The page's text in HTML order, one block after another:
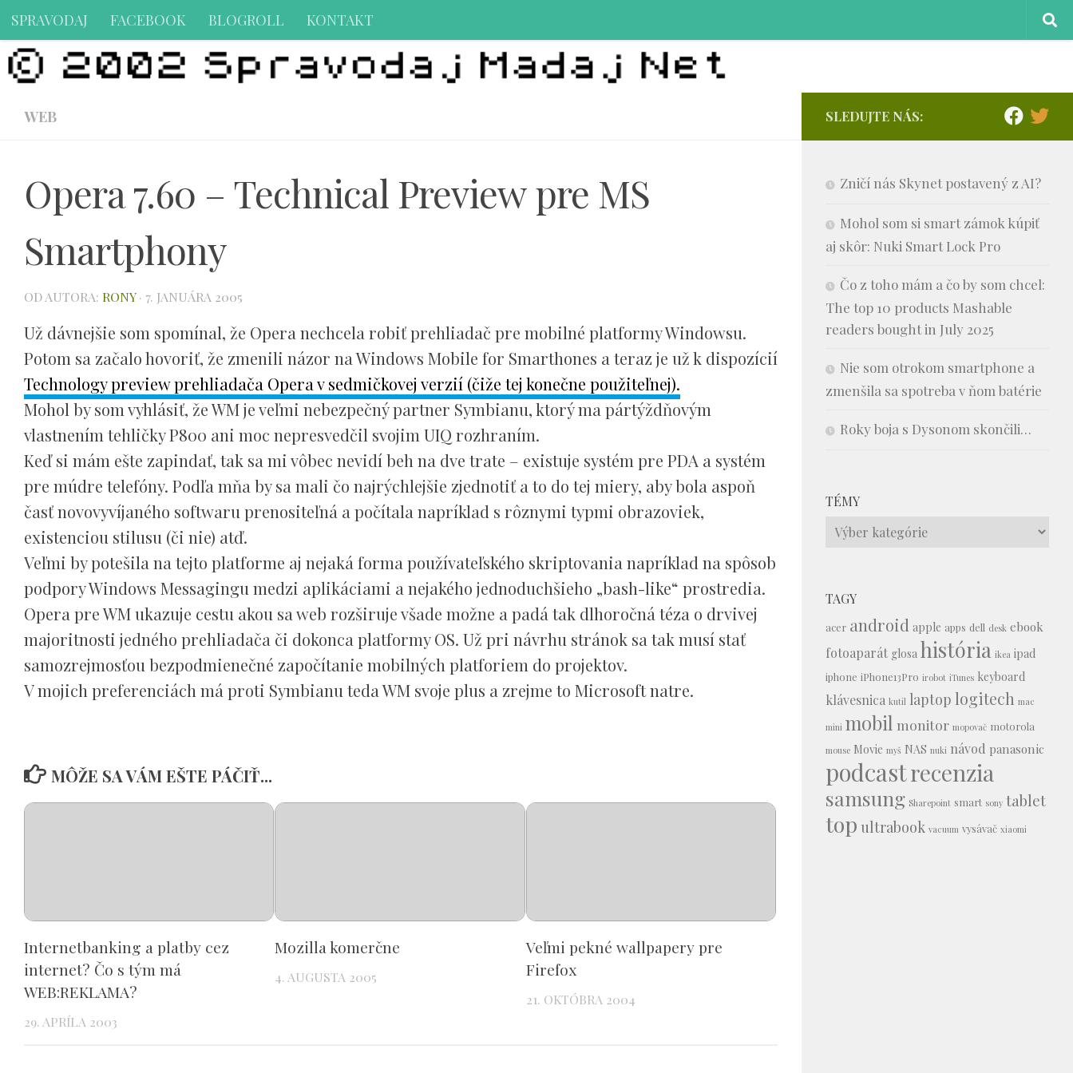
Preskočiť na obsah
SPRAVODAJ FACEBOOK BLOGROLL KONTAKT
WEB
Opera 7.60 – Technical Preview pre MS
Smartphony
OD AUTORA: RONY · 7. JANUÁRA 2005
Už dávnejšie som spomínal, že Opera nechcela robiť prehliadač pre mobilné platformy Windowsu.
Potom sa začalo hovoriť, že zmenili názor na Windows Mobile for Smarthones a teraz je už k dispozícií
Technology preview prehliadača Opera v sedmičkovej verzií (čiže tej konečne použiteľnej).
Mohol by som vyhlásiť, že WM je veľmi nebezpečný partner Symbianu, ktorý ma pártýždňovým
vlastnením tehličky P800 ani moc nepresvedčil svojim UIQ rozhraním.
Keď si mám ešte zapindať, tak sa mi vôbec nevidí beh na dve trate – existuje systém pre PDA a systém
pre múdre telefóny. Podľa mňa by sa mali čo najrýchlejšie zjednotiť a to do tej miery, aby bola aspoň
časť novovyvíjaného softwaru prenositeľná a počítala napríklad s rôznymi typmi obrazoviek,
existenciou stilusu (či nie) atď.
Veľmi by potešila na tejto platforme aj nejaká forma používateľského skriptovania napríklad na spôsob
podpory Windows Messagingu medzi aplikáciami a nejakého jednoduchšieho „bash-like“ prostredia.
Opera pre WM ukazuje cestu akou sa web rozširuje všade možne a padá tak dlhoročná téza o drvivej
majoritnosti jedného prehliadača či dokonca platformy OS. Už pri návrhu stránok sa tak musí stať
samozrejmosťou bezpodmienečné započítanie mobilných platforiem do projektov.
V mojich preferenciách má proti Symbianu teda WM svoje plus a zrejme to Microsoft natre.
MÔŽE SA VÁM EŠTE PÁČIŤ...
Internetbanking a platby cez
internet? Čo s tým má
WEB:REKLAMA?
29. APRÍLA 2003
Mozilla komerčne
4. AUGUSTA 2005
Veľmi pekné wallpapery pre
Firefox
21. OKTÓBRA 2004
SLEDUJTE NÁS:
Zničí nás Skynet postavený z AI?
Mohol som si smart zámok kúpiť
aj skôr: Nuki Smart Lock Pro
Čo z toho mám a čo by som chcel:
The top 10 products Mashable
readers bought in July 2025
Nie som otrokom smartphone a
zmenšila sa spotreba v ňom batérie
Roky boja s Dysonom skončili…
TÉMY
Témy
TAGY
acer android apple apps dell desk ebook
fotoaparát glosa história ikea ipad
iphone iPhone13Pro irobot iTunes keyboard
klávesnica kutil laptop logitech mac
mini mobil monitor mopovač motorola
mouse Movie myš NAS nuki návod panasonic
podcastrecenzia
samsung Sharepoint smart sony tablet
top ultrabook vacuum vysávač xiaomi